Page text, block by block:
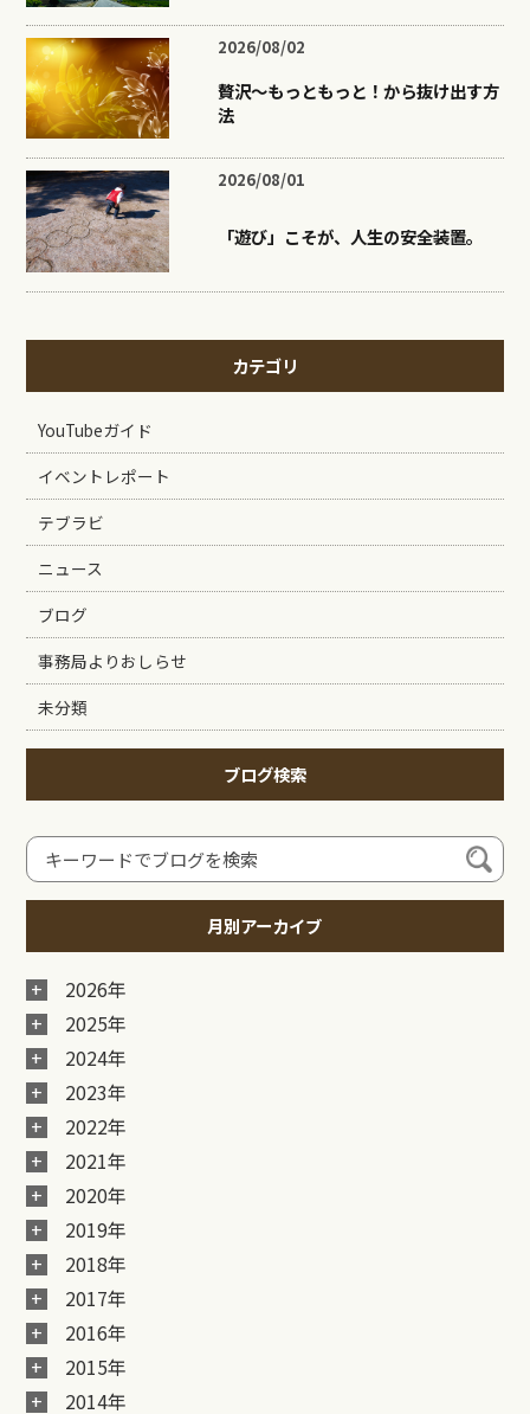
2026/08/02
贅沢〜もっともっと！から抜け出す方
法
2026/08/01
「遊び」こそが、人生の安全装置。
カテゴリ
YouTubeガイド
イベントレポート
テブラビ
ニュース
ブログ
事務局よりおしらせ
未分類
ブログ検索
月別アーカイブ
2026年
2025年
2024年
2023年
2022年
2021年
2020年
2019年
2018年
2017年
2016年
2015年
2014年